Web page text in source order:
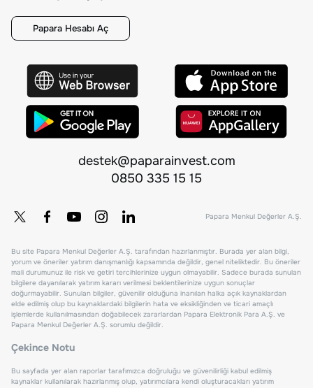
Papara Hesabı Aç
destek@paparainvest.com
0850 335 15 15
Papara Menkul Değerler A.Ş.
Bu site Papara Menkul Değerler A.Ş. tarafından hazırlanmıştır. Burada yer alan bilgi,
yorum ve öneriler yatırım danışmanlığı kapsamında değildir, genel niteliktedir. Bu öneriler
mali durumunuz ile risk ve getiri tercihlerinize uygun olmayabilir. Sadece burada sunulan
bilgilere dayanılarak yatırım kararı verilmesi beklentilerinize uygun sonuçlar
doğurmayabilir. Sunulan bilgiler, güvenilir olduğuna inanılan halka açık kaynaklardan
elde edilmiş olup bu kaynaklardaki bilgilerin hata ve eksikliğinden ve ticari amaçlı
işlemlerde kullanılmasından doğabilecek zararlardan Papara Elektronik Para A.Ş. ve
Papara Menkul Değerler A.Ş. sorumlu değildir.
Çekince Notu
Bu sayfada yer alan raporlar tarafımızca doğruluğu ve güvenilirliği kabul edilmiş
kaynaklar kullanılarak hazırlanmış olup, yatırımcılara kendi oluşturacakları yatırım